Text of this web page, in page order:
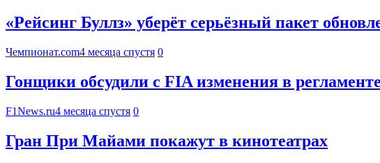
«Рейсинг Буллз» уберёт серьёзный пакет
Чемпионат.com4 месяца спустя 0
Гонщики обсудили с FIA изменения в регламенте
F1News.ru4 месяца спустя 0
Гран При Майами покажут в кинотеатрах